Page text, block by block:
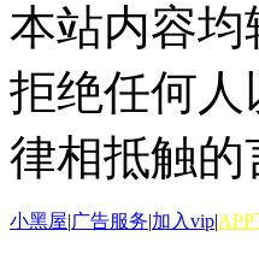
本站内容
拒绝任何
律相抵触的
小黑屋|广告服务|加入vip|